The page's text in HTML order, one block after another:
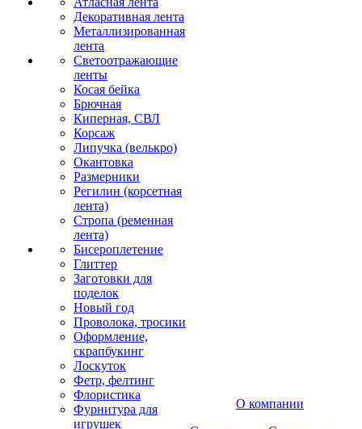
Декоративная лента
Металлизированная
лента
Светоотражающие
ленты
Косая бейка
Брючная
Киперная, СВЛ
Корсаж
Липучка (велькро)
Окантовка
Размерники
Регилин (корсетная
лента)
Стропа (ременная
лента)
Бисероплетение
Глиттер
Заготовки для
поделок
Новый год
Проволока, тросики
Оформление,
скрапбукинг
Лоскуток
Фетр, фелтинг
Флористика
Фурнитура для
игрушек
О компании